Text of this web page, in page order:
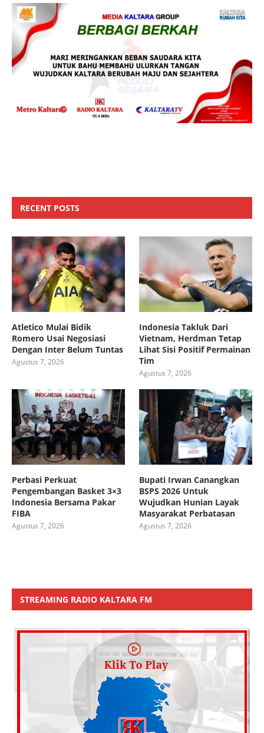
RECENT POSTS
Atletico Mulai Bidik
Romero Usai Negosiasi
Dengan Inter Belum Tuntas
Agustus 7, 2026
Indonesia Takluk Dari
Vietnam, Herdman Tetap
Lihat Sisi Positif Permainan
Tim
Agustus 7, 2026
Perbasi Perkuat
Pengembangan Basket 3×3
Indonesia Bersama Pakar
FIBA
Agustus 7, 2026
Bupati Irwan Canangkan
BSPS 2026 Untuk
Wujudkan Hunian Layak
Masyarakat Perbatasan
Agustus 7, 2026
STREAMING RADIO KALTARA FM